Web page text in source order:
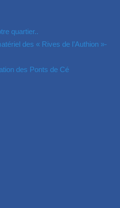
quartier..
des « Rives de l’Authion »-
des Ponts de Cé